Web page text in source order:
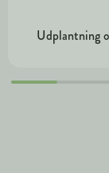
Udplantning